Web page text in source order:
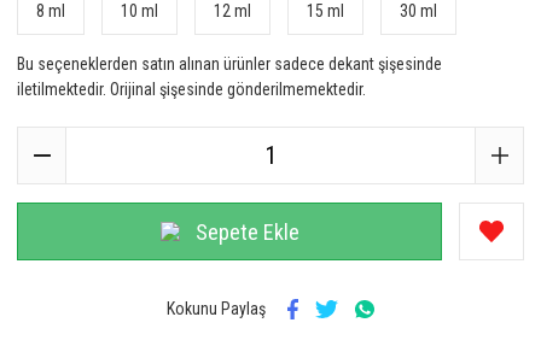
8 ml 10 ml 12 ml 15 ml 30 ml
Bu seçeneklerden satın alınan ürünler sadece dekant şişesinde
iletilmektedir. Orijinal şişesinde gönderilmemektedir.
Sepete Ekle
Kokunu Paylaş